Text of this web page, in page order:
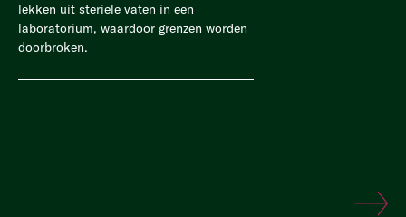
lekken uit steriele vaten in een
laboratorium, waardoor grenzen worden
doorbroken.